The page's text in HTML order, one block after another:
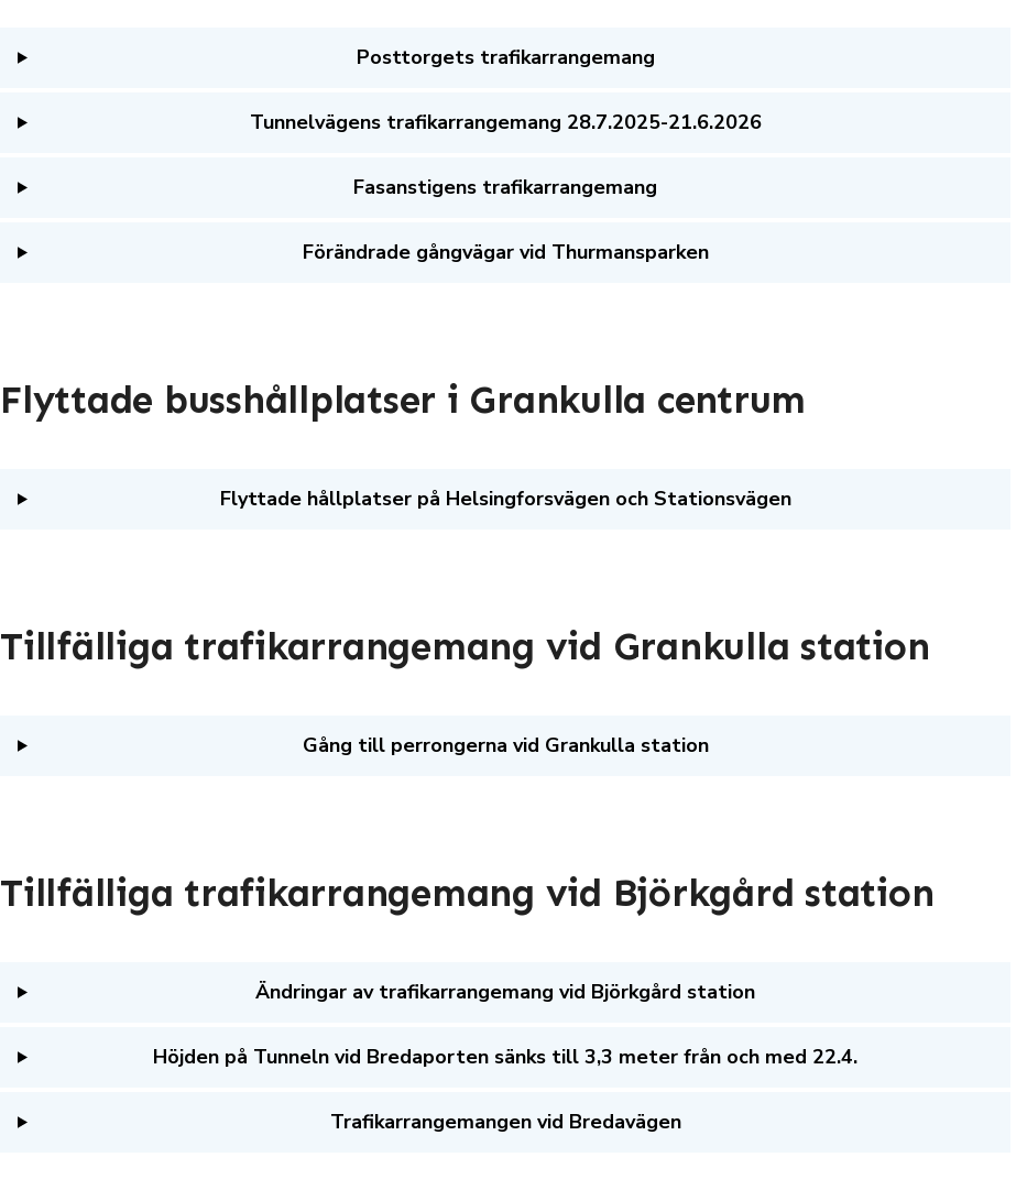
Posttorgets trafikarrangemang
Tunnelvägens trafikarrangemang 28.7.2025-21.6.2026
Fasanstigens trafikarrangemang
Förändrade gångvägar vid Thurmansparken
Flyttade busshållplatser i Grankulla centrum
Flyttade hållplatser på Helsingforsvägen och Stationsvägen
Tillfälliga trafikarrangemang vid Grankulla station
Gång till perrongerna vid Grankulla station
Tillfälliga trafikarrangemang vid Björkgård station
Ändringar av trafikarrangemang vid Björkgård station
Höjden på Tunneln vid Bredaporten sänks till 3,3 meter från och med 22.4.
Trafikarrangemangen vid Bredavägen